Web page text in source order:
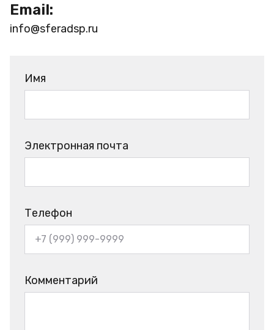
Email:
info@sferadsp.ru
Имя
Электронная почта
Телефон
Комментарий